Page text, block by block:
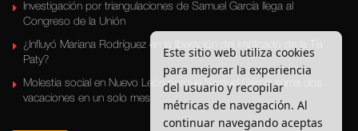
Investigación por triangulaciones de Samuel García llega al
Congreso de la Unión
¿Influyó Mariana Rodríguez en la liberación del implicado de la Tía
Paty?
Molestia social en Nuevo León porque Samuel García suma dos
vacaciones en un solo mes
Este sitio web utiliza cookies
para mejorar la experiencia
del usuario y recopilar
métricas de navegación. Al
continuar navegando aceptas